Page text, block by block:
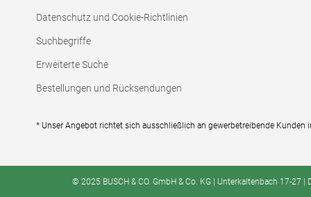
Datenschutz und Cookie-Richtlinien
Suchbegriffe
Erweiterte Suche
Bestellungen und Rücksendungen
* Unser Angebot richtet sich ausschließlich an gewerbetreibende Kunden
© 2025 BUSCH & CO. GmbH & Co. KG | Unterkaltenbach 17-